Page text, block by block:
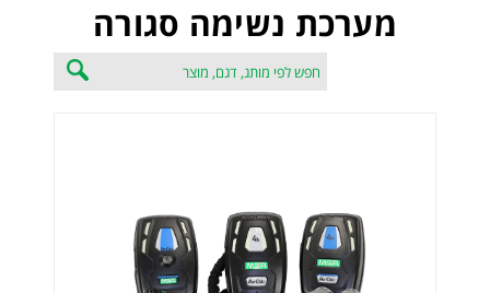
מערכת נשימה סגורה